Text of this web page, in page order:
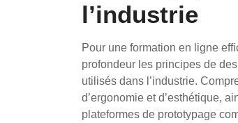
l’industrie
Pour une formation en ligne
profondeur les principes de
utilisés dans l’industrie.
d’ergonomie et d’esthétique,
plateformes de prototypage